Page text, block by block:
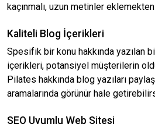
kaçınmalı, uzun metinler eklemekten
Kaliteli Blog İçerikleri
Spesifik bir konu hakkında yazılan
içerikleri, potansiyel müşterilerin
Pilates hakkında blog yazıları
aramalarında görünür hale
SEO Uyumlu Web Sitesi